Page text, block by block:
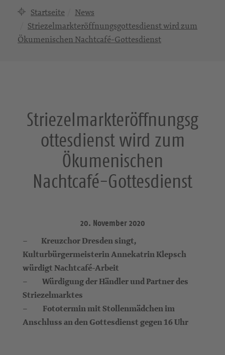
Startseite
News
Striezelmarkteröffnungsgottesdienst wird zum
Ökumenischen Nachtcafé-Gottesdienst
Striezelmarkteröffnungsg
ottesdienst wird zum
Ökumenischen
Nachtcafé-Gottesdienst
20. November 2020
– Kreuzchor Dresden singt,
Kulturbürgermeisterin Annekatrin Klepsch
würdigt Nachtcafé-Arbeit
– Würdigung der Händler und Partner des
Striezelmarktes
–
Fototermin mit Stollenmädchen im
Anschluss an den Gottesdienst gegen 16 Uhr